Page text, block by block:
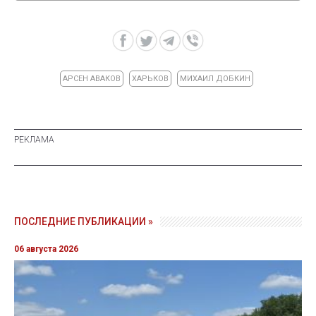
АРСЕН АВАКОВ ХАРЬКОВ МИХАИЛ ДОБКИН
ПОСЛЕДНИЕ ПУБЛИКАЦИИ »
06 августа 2026